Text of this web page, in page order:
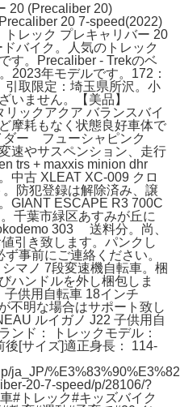
20 (Precaliber 20)
20 7-speed(2022)
トレック プレキャリバー 20
バイク。人気のトレック
す。Precaliber - Trekのベ
2023年モデルです。172：
限定：埼玉県所沢。小
いません。【美品】
ックアクア バランスバイ
摩耗もなく状態良好車体で
ダー フューシャピンク
速やサスペンション、走行
trs + maxxis minion dhr
中古 XLEAT XC-009 クロ
防犯登録は解除済み、譲
GIANT ESCAPE R3 700C
千葉市緑区あすみが丘に
303 送料分。尚、
引き致します。パンクし
事前にご連絡ください。
マノ 7段変速機自転車。梱
ハンドルを外し梱包しま
供用自転車 18インチ
不明な場合はサポート致し
ルイガノ J22 子供用自
ンド： トレックモデル：
後[サイズ]適正身長： 114-
ja_JP/
20-7-speed/p/28106/?
#トレック#キッズバイク